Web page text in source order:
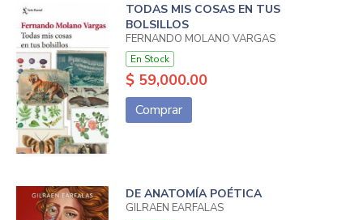
TODAS MIS COSAS EN TUS
BOLSILLOS
FERNANDO MOLANO VARGAS
En Stock
$ 59,000.00
Comprar
DE ANATOMÍA POÉTICA
GILRAEN EÄRFALAS